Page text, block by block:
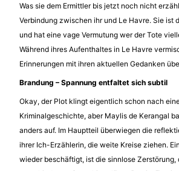
Was sie dem Ermittler bis jetzt noch nicht
Verbindung zwischen ihr und Le Havre. Sie ist
und hat eine vage Vermutung wer der Tote
Während ihres Aufenthaltes in Le Havre
Erinnerungen mit ihren aktuellen Gedanken
Brandung – Spannung entfaltet sich subtil
Okay, der Plot klingt eigentlich schon nach
Kriminalgeschichte, aber Maylis de Kerangal
anders auf. Im Hauptteil überwiegen die
ihrer Ich-Erzählerin, die weite Kreise ziehen.
wieder beschäftigt, ist die sinnlose Zerstörung,